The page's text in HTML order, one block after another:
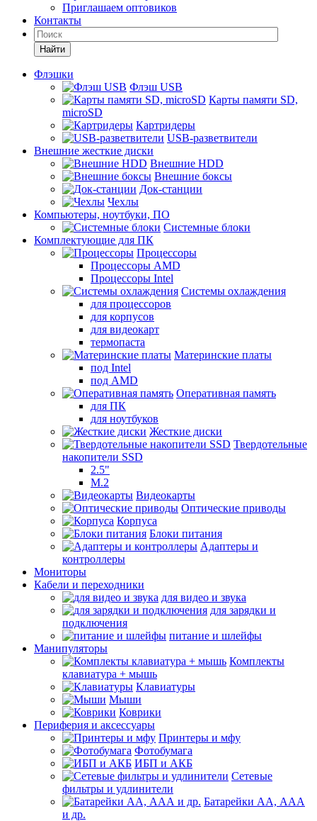
Приглашаем оптовиков
Контакты
Найти
Флэшки
Флэш USB
Карты памяти SD,
microSD
Картридеры
USB-разветвители
Внешние жесткие диски
Внешние HDD
Внешние боксы
Док-станции
Чехлы
Компьютеры, ноутбуки, ПО
Системные блоки
Комплектующие для ПК
Процессоры
Процессоры AMD
Процессоры Intel
Системы охлаждения
для процессоров
для корпусов
для видеокарт
термопаста
Материнские платы
под Intel
под AMD
Оперативная память
для ПК
для ноутбуков
Жесткие диски
Твердотельные
накопители SSD
2.5"
M.2
Видеокарты
Оптические приводы
Корпуса
Блоки питания
Адаптеры и
контроллеры
Мониторы
Кабели и переходники
для видео и звука
для зарядки и
подключения
питание и шлейфы
Манипуляторы
Комплекты
клавиатура + мышь
Клавиатуры
Мыши
Коврики
Периферия и аксессуары
Принтеры и мфу
Фотобумага
ИБП и АКБ
Сетевые
фильтры и удлинители
Батарейки АА, ААА
и др.